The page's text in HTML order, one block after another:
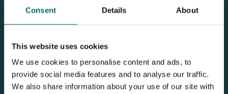
Consent Details About
This website uses cookies
We use cookies to personalise content and ads, to
provide social media features and to analyse our traffic.
We also share information about your use of our site with